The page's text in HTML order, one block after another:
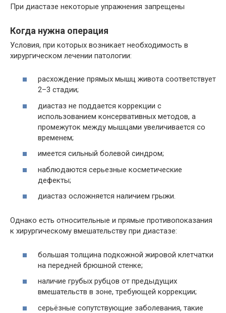
При диастазе некоторые упражнения запрещены
Когда нужна операция
Условия, при которых возникает необходимость в
хирургическом лечении патологии:
расхождение прямых мышц живота соответствует
2–3 стадии;
диастаз не поддается коррекции с
использованием консервативных методов, а
промежуток между мышцами увеличивается со
временем;
имеется сильный болевой синдром;
наблюдаются серьезные косметические
дефекты;
диастаз осложняется наличием грыжи.
Однако есть относительные и прямые противопоказания
к хирургическому вмешательству при диастазе:
большая толщина подкожной жировой клетчатки
на передней брюшной стенке;
наличие грубых рубцов от предыдущих
вмешательств в зоне, требующей коррекции;
серьёзные сопутствующие заболевания, такие